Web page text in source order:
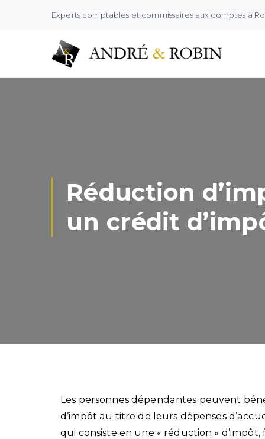
Experts comptables et commissaires aux comptes à
Réduction
un crédit
Les personnes dépendantes peuvent
d’impôt au titre de leurs dépenses
qui consiste en une « réduction »